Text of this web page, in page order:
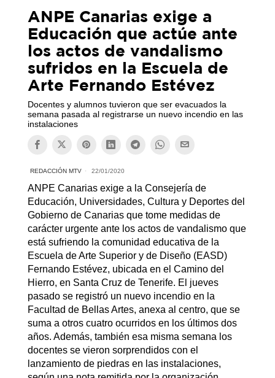
ANPE Canarias exige a
Educación que actúe ante
los actos de vandalismo
sufridos en la Escuela de
Arte Fernando Estévez
Docentes y alumnos tuvieron que ser evacuados la
semana pasada al registrarse un nuevo incendio en las
instalaciones
REDACCIÓN MTV 22/01/2020
ANPE Canarias exige a la Consejería de
Educación, Universidades, Cultura y Deportes del
Gobierno de Canarias que tome medidas de
carácter urgente ante los actos de vandalismo que
está sufriendo la comunidad educativa de la
Escuela de Arte Superior y de Diseño (EASD)
Fernando Estévez, ubicada en el Camino del
Hierro, en Santa Cruz de Tenerife. El jueves
pasado se registró un nuevo incendio en la
Facultad de Bellas Artes, anexa al centro, que se
suma a otros cuatro ocurridos en los últimos dos
años. Además, también esa misma semana los
docentes se vieron sorprendidos con el
lanzamiento de piedras en las instalaciones,